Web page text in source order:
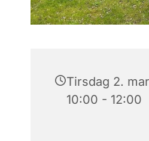
Tirsdag 2.
10:00 - 12:00